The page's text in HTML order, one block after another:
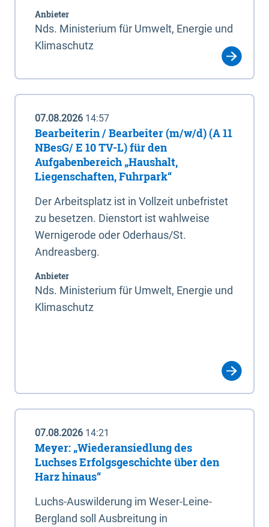
Anbieter
Nds. Ministerium für Umwelt, Energie und
Klimaschutz
07.08.2026 14:57
Bearbeiterin / Bearbeiter (m/w/d) (A 11
NBesG/ E 10 TV-L) für den
Aufgabenbereich „Haushalt,
Liegenschaften, Fuhrpark“
Der Arbeitsplatz ist in Vollzeit unbefristet
zu besetzen. Dienstort ist wahlweise
Wernigerode oder Oderhaus/St.
Andreasberg.
Anbieter
Nds. Ministerium für Umwelt, Energie und
Klimaschutz
07.08.2026 14:21
Meyer: „Wiederansiedlung des
Luchses Erfolgsgeschichte über den
Harz hinaus“
Luchs-Auswilderung im Weser-Leine-
Bergland soll Ausbreitung in